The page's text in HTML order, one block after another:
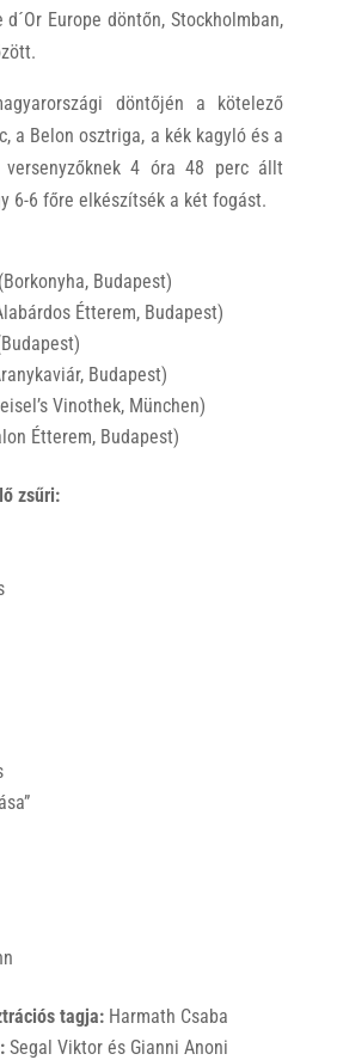
Europe döntőn, Stockholmban,
döntőjén a kötelező
a Belon osztriga, a kék kagyló és a
4 óra 48 perc állt
6-6 főre elkészítsék a két fogást.
Budapest)
Étterem, Budapest)
Budapest)
Vinothek, München)
Étterem, Budapest)
zsűri:
tagja:Harmath Csaba
Segal Viktor és Gianni Anoni